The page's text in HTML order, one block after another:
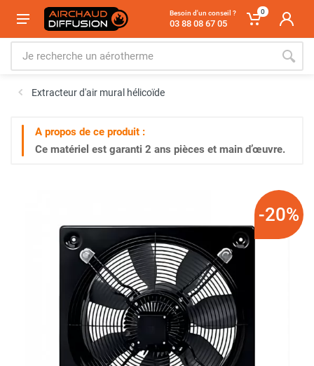
Besoin d'un conseil ?
03 88 08 67 05
0
Extracteur d'air mural hélicoïde
A propos de ce produit :
Ce matériel est garanti 2 ans pièces et main d’œuvre.
-20%